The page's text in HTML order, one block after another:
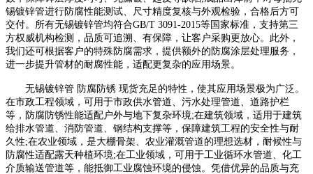
锡镀锌管进行防腐性能测试、尺寸精度复核与外观检验，合格后方可
交付。所有无锡镀锌管均符合GB/T 3091-2015等国家标准，支持第三
方权威机构检测，品质可追溯、有保障，让客户采购更放心。此外，
我们还可根据客户的特殊防腐需求，提供额外的防腐涂层处理服务，
进一步提升管材的耐腐性能，适配更复杂的应用场景。
无锡镀锌管 防腐防锈 现货充足的特性，使其应用场景极为广泛。
在市政工程领域，可用于市政供水管道、污水处理管道、道路护栏
等，防腐防锈性能适配户外与地下复杂环境;在建筑领域，适用于建筑
给排水管道、消防管道、钢结构支撑等，保障建筑工程的安全性与耐
久性;在农业领域，是大棚骨架、农业灌溉管道的理想选材，耐候性与
防腐性适配露天种植环境;在工业领域，可用于工业循环水管道、化工
介质输送管道等，能抵御工业腐蚀环境的侵蚀。凭借优异的品质与充